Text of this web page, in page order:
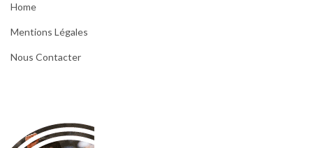
Home
Mentions Légales
Nous Contacter